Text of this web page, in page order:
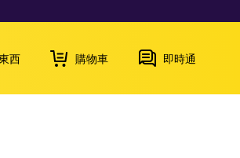
西 購物車 即時通